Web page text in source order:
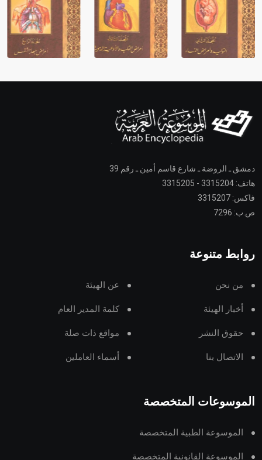
دمشق ـ الروضة ـ شارع قاسم أمين ـ رقم 39
هاتف: 3315204 - 3315205
فاكس: 3315207
ص.ب: 7296
روابط متنوعة
من نحن عن الهيئة
أخبار الهيئة كلمة المدير العام
حقوق النشر مواقع ذات صلة
الاتصال بنا أسماء العاملين
الموسوعات المتخصصة
الموسوعة الطبية المتخصصة
الموسوعة القانونية المتخصصة